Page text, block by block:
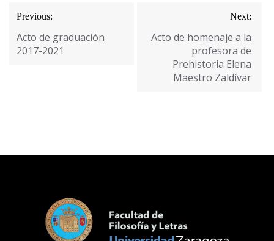
Navegación
de
entradas
Previous:
Acto de graduación
2017-2021
Next:
Acto de homenaje a la
profesora de
Prehistoria Elena
Maestro Zaldívar